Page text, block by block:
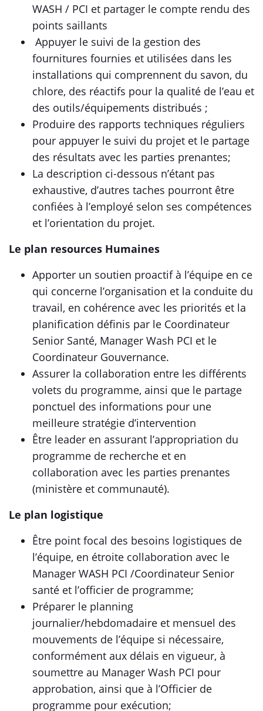
WASH / PCI et partager le compte rendu des
points saillants
Appuyer le suivi de la gestion des
fournitures fournies et utilisées dans les
installations qui comprennent du savon, du
chlore, des réactifs pour la qualité de l’eau et
des outils/équipements distribués ;
Produire des rapports techniques réguliers
pour appuyer le suivi du projet et le partage
des résultats avec les parties prenantes;
La description ci-dessous n’étant pas
exhaustive, d’autres taches pourront être
confiées à l’employé selon ses compétences
et l’orientation du projet.
Le plan resources Humaines
Apporter un soutien proactif à l’équipe en ce
qui concerne l’organisation et la conduite du
travail, en cohérence avec les priorités et la
planification définis par le Coordinateur
Senior Santé, Manager Wash PCI et le
Coordinateur Gouvernance.
Assurer la collaboration entre les différents
volets du programme, ainsi que le partage
ponctuel des informations pour une
meilleure stratégie d’intervention
Être leader en assurant l’appropriation du
programme de recherche et en
collaboration avec les parties prenantes
(ministère et communauté).
Le plan logistique
Être point focal des besoins logistiques de
l’équipe, en étroite collaboration avec le
Manager WASH PCI /Coordinateur Senior
santé et l’officier de programme;
Préparer le planning
journalier/hebdomadaire et mensuel des
mouvements de l’équipe si nécessaire,
conformément aux délais en vigueur, à
soumettre au Manager Wash PCI pour
approbation, ainsi que à l’Officier de
programme pour exécution;